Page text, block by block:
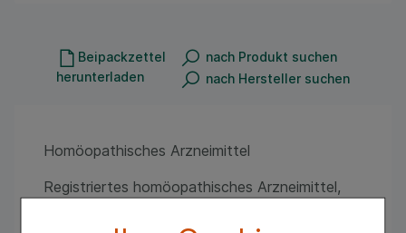
Beipackzettel
herunterladen
nach Produkt suchen
nach Hersteller suchen
Homöopathisches Arzneimittel
Registriertes homöopathisches Arzneimittel,